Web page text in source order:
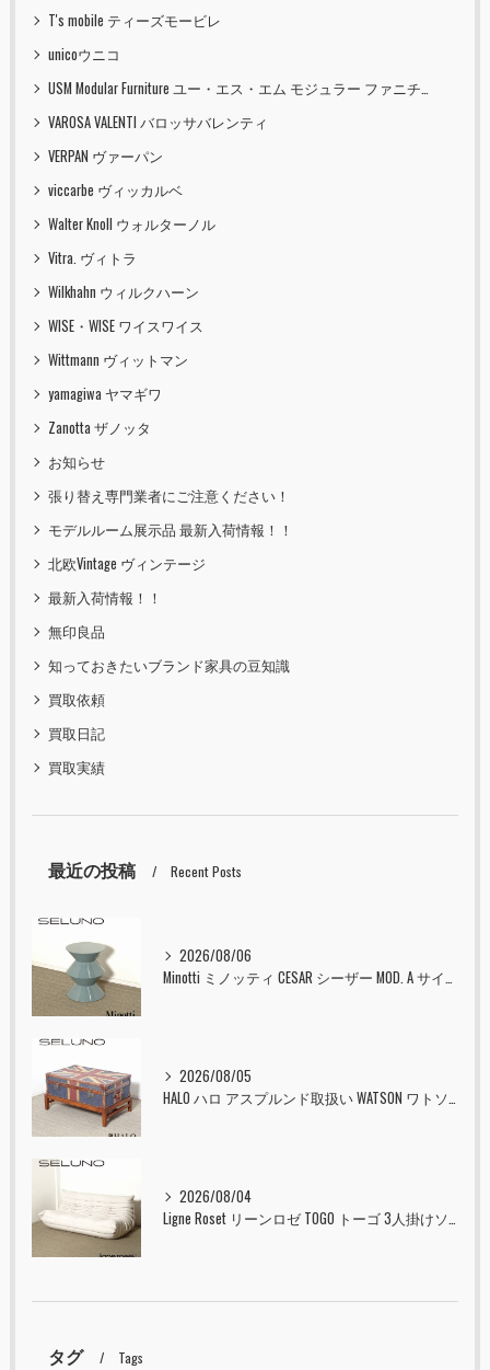
T's mobile ティーズモービレ
unicoウニコ
USM Modular Furniture ユー・エス・エム モジュラー ファニチャー
VAROSA VALENTI バロッサバレンティ
VERPAN ヴァーパン
viccarbe ヴィッカルベ
Walter Knoll ウォルターノル
Vitra. ヴィトラ
Wilkhahn ウィルクハーン
WISE・WISE ワイスワイス
Wittmann ヴィットマン
yamagiwa ヤマギワ
Zanotta ザノッタ
お知らせ
張り替え専門業者にご注意ください！
モデルルーム展示品 最新入荷情報！！
北欧Vintage ヴィンテージ
最新入荷情報！！
無印良品
知っておきたいブランド家具の豆知識
買取依頼
買取日記
買取実績
最近の投稿 Recent Posts
2026/08/06
2026/08/05
2026/08/04
タグ Tags